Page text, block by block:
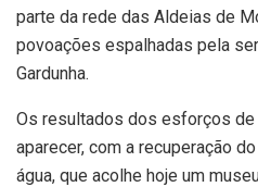
parte da rede das Aldeias de
povoações espalhadas pela
Gardunha.
Os resultados dos esforços de
aparecer, com a recuperação
água, que acolhe hoje um